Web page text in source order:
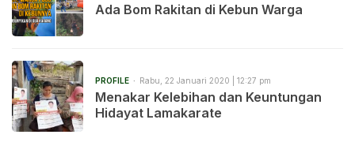
Ada Bom Rakitan di Kebun Warga
PROFILE Rabu, 22 Januari 2020 | 12:27 pm
Menakar Kelebihan dan Keuntungan
Hidayat Lamakarate